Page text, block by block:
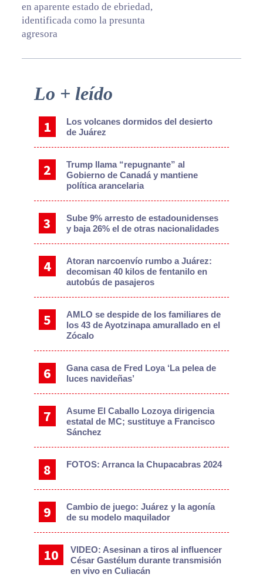
en aparente estado de ebriedad,
identificada como la presunta
agresora
Primary
Lo + leído
Los volcanes dormidos del desierto
de Juárez
Trump llama “repugnante” al
Gobierno de Canadá y mantiene
política arancelaria
Sube 9% arresto de estadounidenses
y baja 26% el de otras nacionalidades
Atoran narcoenvío rumbo a Juárez:
decomisan 40 kilos de fentanilo en
autobús de pasajeros
AMLO se despide de los familiares de
los 43 de Ayotzinapa amurallado en el
Zócalo
Gana casa de Fred Loya ‘La pelea de
luces navideñas’
Asume El Caballo Lozoya dirigencia
estatal de MC; sustituye a Francisco
Sánchez
FOTOS: Arranca la Chupacabras 2024
Cambio de juego: Juárez y la agonía
de su modelo maquilador
VIDEO: Asesinan a tiros al influencer
César Gastélum durante transmisión
en vivo en Culiacán